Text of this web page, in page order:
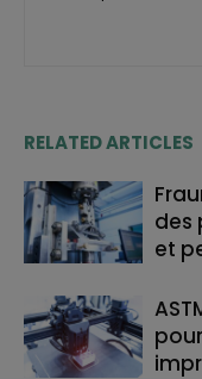
RELATED ARTICLES
des
et